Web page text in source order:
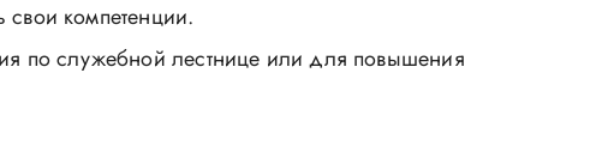
компетенции.
по служебной лестнице или для повышения